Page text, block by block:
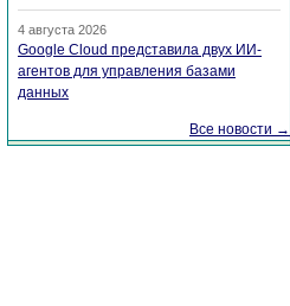
4 августа 2026
Google Cloud представила двух ИИ-
агентов для управления базами
данных
Все новости →